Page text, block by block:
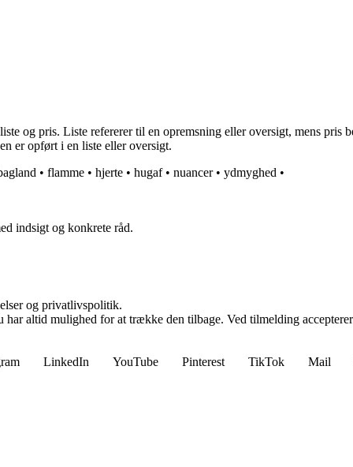
og pris. Liste refererer til en opremsning eller oversigt, mens
er opført i en liste eller oversigt.
• flamme • hjerte • hugaf• nuancer• ydmyghed •
indsigt og konkrete råd.
og privatlivspolitik.
altid mulighed for at trække den tilbage. Ved tilmelding
LinkedIn YouTube Pinterest TikTok Mail